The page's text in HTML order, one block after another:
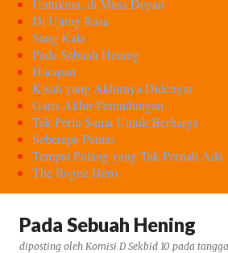
Untukmu, di Masa Depan
Di Ujung Rasa
Sang Kala
Pada Sebuah Hening
Harapan
Kisah yang Akhirnya Didengar
Garis Akhir Perundungan
Tak Perlu Sama Untuk Berharga
Seberapa Pantas
Tempat Pulang yang Tak Pernah Ada
The Rogue Hero
Pada Sebuah Hening
diposting oleh Komisi D Sekbid 10 pada